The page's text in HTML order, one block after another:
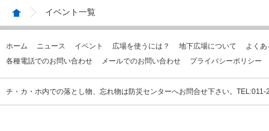
イベント一覧
ホーム ニュース イベント 広場を使うには？ 地下広場について
よく
各種電話でのお問い合わせ
メールでのお問い合わせ プライバシーポリシー
チ・カ・ホ内での落とし物、忘れ物は防災センターへお問合せ下さい。